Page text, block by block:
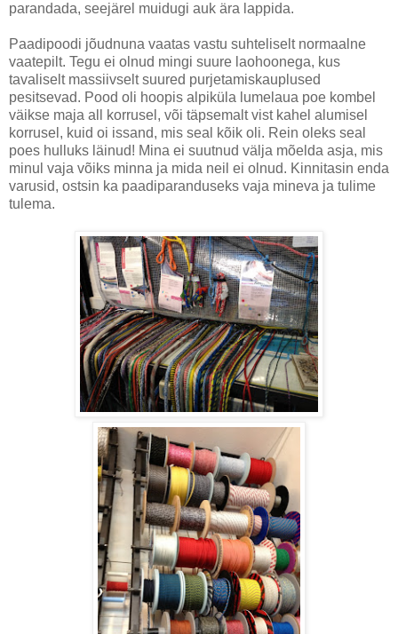
parandada, seejärel muidugi auk ära lappida.
Paadipoodi jõudnuna vaatas vastu suhteliselt normaalne
vaatepilt. Tegu ei olnud mingi suure laohoonega, kus
tavaliselt massiivselt suured purjetamiskauplused
pesitsevad. Pood oli hoopis alpiküla lumelaua poe kombel
väikse maja all korrusel, või täpsemalt vist kahel alumisel
korrusel, kuid oi issand, mis seal kõik oli. Rein oleks seal
poes hulluks läinud! Mina ei suutnud välja mõelda asja, mis
minul vaja võiks minna ja mida neil ei olnud. Kinnitasin enda
varusid, ostsin ka paadiparanduseks vaja mineva ja tulime
tulema.